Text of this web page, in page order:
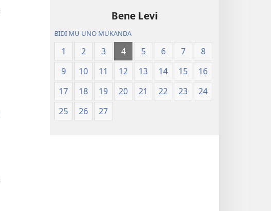
Bene Levi
BIDI MU UNO MUKANDA
1 2 3 4 5 6 7
8
9
10 11 12 13 14 15
16
17
18 19 20 21 22 23
24
25
26 27